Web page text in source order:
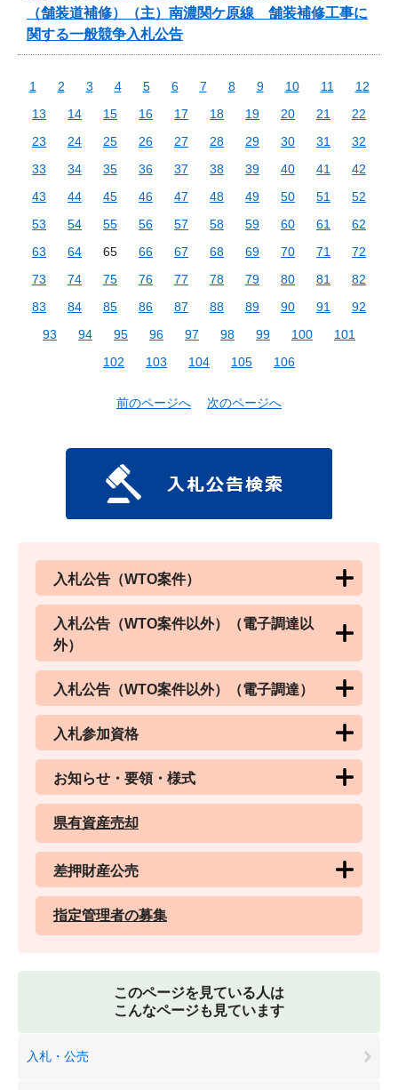
（舗装道補修）（主）南濃関ケ原線 舗装補修工事に
関する一般競争入札公告
1 2 3 4 5 6 7 8 9 10 11
12
13
14 15 16 17 18 19 20 21
22
23
24 25 26 27 28 29 30 31
32
33
34 35 36 37 38 39 40 41
42
43
44 45 46 47 48 49 50 51
52
53
54 55 56 57 58 59 60 61
62
63
64 65 66 67 68 69 70 71
72
73
74 75 76 77 78 79 80 81
82
83
84 85 86 87 88 89 90 91
92
93
94 95 96 97 98 99 100
101
102
103 104 105 106
前のページへ 次のページへ
入札公告（WTO案件）
入札公告（WTO案件以外）（電子調達以
外）
入札公告（WTO案件以外）（電子調達）
入札参加資格
お知らせ・要領・様式
県有資産売却
差押財産公売
指定管理者の募集
このページを見ている人は
こんなページも見ています
入札・公売